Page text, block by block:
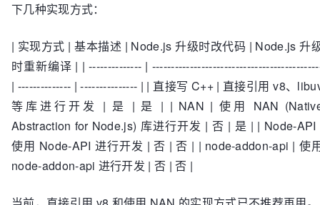
下几种实现方式：
| 实现方式 | 基本描述 | Node.js 升级时改代码 | Node.js 升
时重新编译 | | -------------- |
| -------------- | --------------- | | 直接写 C++ | 直接引用 v8、
等库进行开发 | 是 | 是 | | NAN | 使用 NAN
Abstraction for Node.js) 库进行开发 | 否 | 是 | | Node-API
使用 Node-API 进行开发 | 否 | 否 | | node-addon-api | 使
node-addon-api 进行开发 | 否 | 否 |